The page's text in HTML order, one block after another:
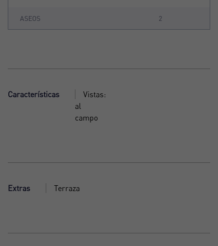
ASEOS 2
Características
Vistas:
al
campo
Extras Terraza